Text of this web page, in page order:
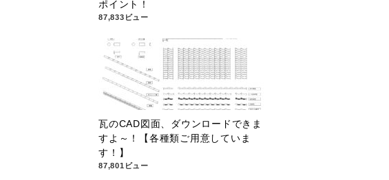
ポイント！
87,833ビュー
瓦のCAD図面、ダウンロードできま
すよ～！【各種類ご用意していま
す！】
87,801ビュー